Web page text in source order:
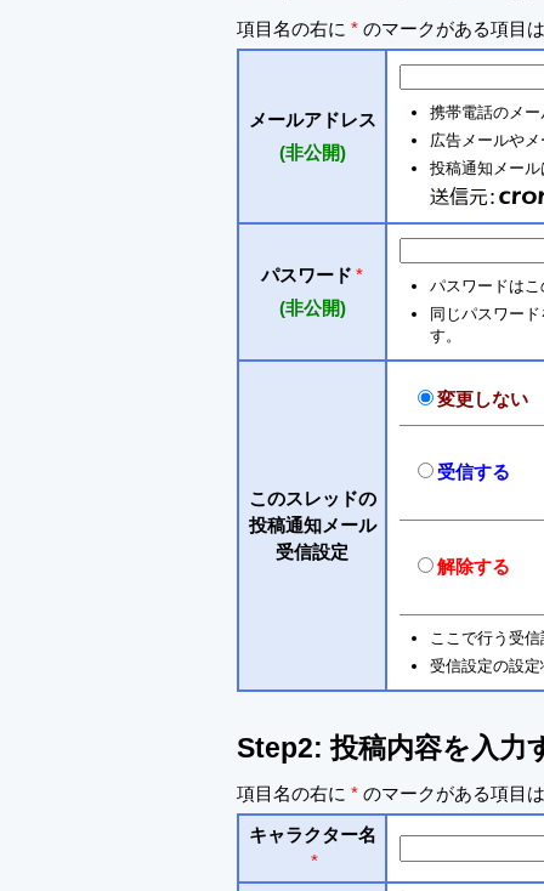
項目名の右に * のマークがある項目
メールアドレス
(非公開)
携帯電話のメ
広告メールや
投稿通知メー
パスワード *
(非公開)
パスワードは
同じパスワー
す。
このスレッドの
投稿通知メール
受信設定
変更しない
受信する
解除する
ここで行う受
受信設定の設
Step2: 投稿内容を入力
項目名の右に * のマークがある項目
キャラクター名
*